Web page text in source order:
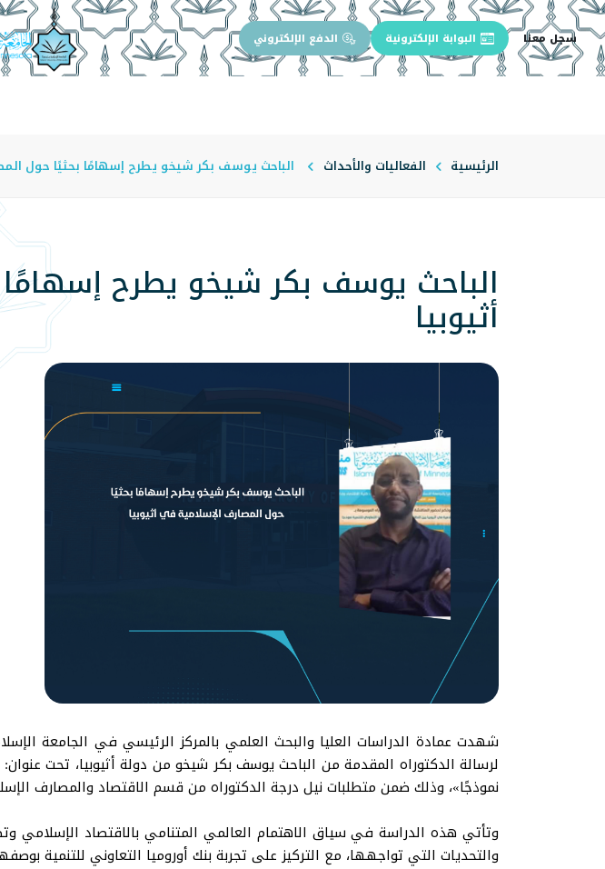
سجل معنا البوابة الإلكترونية الدفع الإلكتروني
الرئيسية الفعاليات والأحداث الباحث يوسف بكر شيخو يطرح إسهامًا بحثيًا حول
الباحث يوسف بكر شيخو يطرح
أثيوبيا
لرسالة الدكتوراه المقدمة من الباحث يوسف بكر شيخو من دولة أثيوبيا، تحت
نموذجًا»، وذلك ضمن متطلبات نيل درجة الدكتوراه من قسم الاقتصاد والمصارف
وتأتي هذه الدراسة في سياق الاهتمام العالمي المتنامي بالاقتصاد الإسلامي
والتحديات التي تواجهها، مع التركيز على تجربة بنك أوروميا التعاوني للتنمية